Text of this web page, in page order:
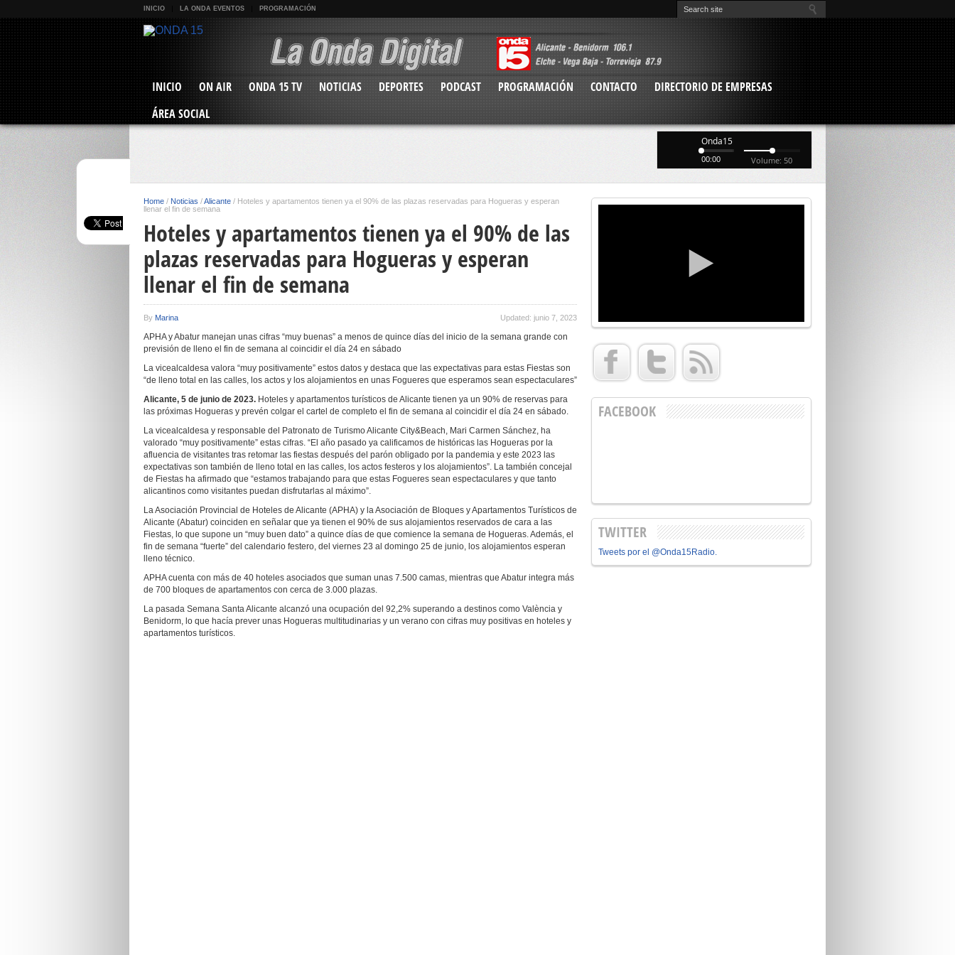
INICIO LA ONDA EVENTOS PROGRAMACIÓN
INICIO ON AIR ONDA 15 TV NOTICIAS DEPORTES PODCAST PROGRAMACIÓN CONTACTO
DIRECTORIO DE EMPRESAS
ÁREA SOCIAL
Onda15
00:00 Volume: 50
Home / Noticias /Alicante / Hoteles y apartamentos tienen ya el 90% de las plazas reservadas para Hogueras y esperan
llenar el fin de semana
Hoteles y apartamentos tienen ya el 90% de las
plazas reservadas para Hogueras y esperan
llenar el fin de semana
By Marina Updated: junio 7, 2023
APHA y Abatur manejan unas cifras “muy buenas” a menos de quince días del inicio de la semana grande con
previsión de lleno el fin de semana al coincidir el día 24 en sábado
La vicealcaldesa valora “muy positivamente” estos datos y destaca que las expectativas para estas Fiestas son
“de lleno total en las calles, los actos y los alojamientos en unas Fogueres que esperamos sean espectaculares”
Alicante, 5 de junio de 2023. Hoteles y apartamentos turísticos de Alicante tienen ya un 90% de reservas para
las próximas Hogueras y prevén colgar el cartel de completo el fin de semana al coincidir el día 24 en sábado.
La vicealcaldesa y responsable del Patronato de Turismo Alicante City&Beach, Mari Carmen Sánchez, ha
valorado “muy positivamente” estas cifras. “El año pasado ya calificamos de históricas las Hogueras por la
afluencia de visitantes tras retomar las fiestas después del parón obligado por la pandemia y este 2023 las
expectativas son también de lleno total en las calles, los actos festeros y los alojamientos”. La también concejal
de Fiestas ha afirmado que “estamos trabajando para que estas Fogueres sean espectaculares y que tanto
alicantinos como visitantes puedan disfrutarlas al máximo”.
La Asociación Provincial de Hoteles de Alicante (APHA) y la Asociación de Bloques y Apartamentos Turísticos de
Alicante (Abatur) coinciden en señalar que ya tienen el 90% de sus alojamientos reservados de cara a las
Fiestas, lo que supone un “muy buen dato” a quince días de que comience la semana de Hogueras. Además, el
fin de semana “fuerte” del calendario festero, del viernes 23 al domingo 25 de junio, los alojamientos esperan
lleno técnico.
APHA cuenta con más de 40 hoteles asociados que suman unas 7.500 camas, mientras que Abatur integra más
de 700 bloques de apartamentos con cerca de 3.000 plazas.
La pasada Semana Santa Alicante alcanzó una ocupación del 92,2% superando a destinos como València y
Benidorm, lo que hacía prever unas Hogueras multitudinarias y un verano con cifras muy positivas en hoteles y
apartamentos turísticos.
FACEBOOK
TWITTER
Tweets por el @Onda15Radio.